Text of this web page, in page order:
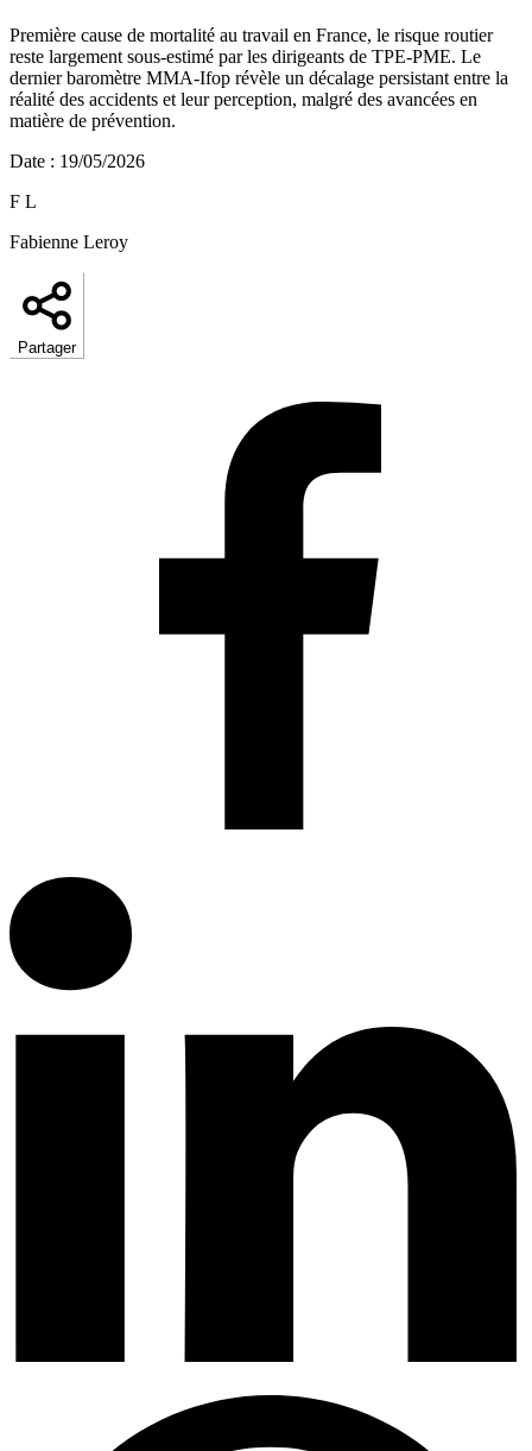
Première cause de mortalité au travail en France, le risque routier
reste largement sous-estimé par les dirigeants de TPE-PME. Le
dernier baromètre MMA-Ifop révèle un décalage persistant entre la
réalité des accidents et leur perception, malgré des avancées en
matière de prévention.
Date : 19/05/2026
F L
Fabienne Leroy
Partager